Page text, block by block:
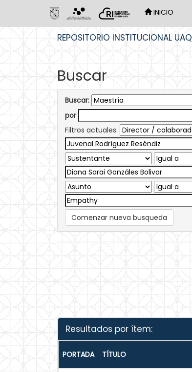
INICIO
REPOSITORIO INSTITUCIONAL UAQ
Buscar
Buscar:
por
Filtros actuales:
Comenzar nueva busqueda
Resultados por ítem:
PORTADA TÍTULO